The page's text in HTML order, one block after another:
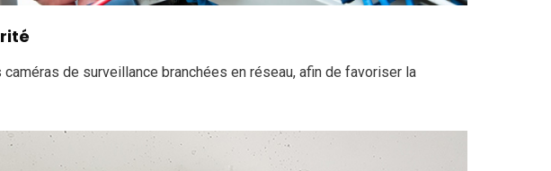
de surveillance branchées en réseau, afin de favoriser la